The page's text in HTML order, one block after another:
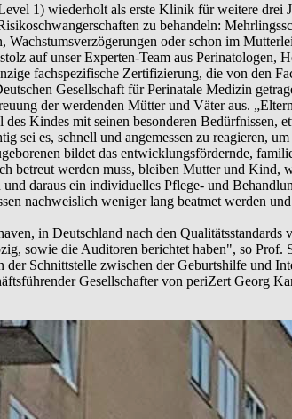
1) wiederholt als erste Klinik für weitere drei
zu behandeln:
oder schon im
auf unser Experten-Team aus Perinatologen,
fachspezifische Zertifizierung, die von den
Gesellschaft für Perinatale Medizin
der werdenden Mütter und Väter aus.
Kindes mit seinen besonderen Bedürfnissen,
es, schnell und angemessen zu reagieren,
bildet das entwicklungsfördernde,
betreut werden muss, bleiben Mutter und Kind,
daraus ein individuelles Pflege- und
nachweislich weniger lang beatmet werden
in Deutschland nach den Qualitätsstandards
sowie die Auditoren berichtet haben", so Prof.
der Schnittstelle zwischen der Geburtshilfe und
Gesellschafter von periZert Georg